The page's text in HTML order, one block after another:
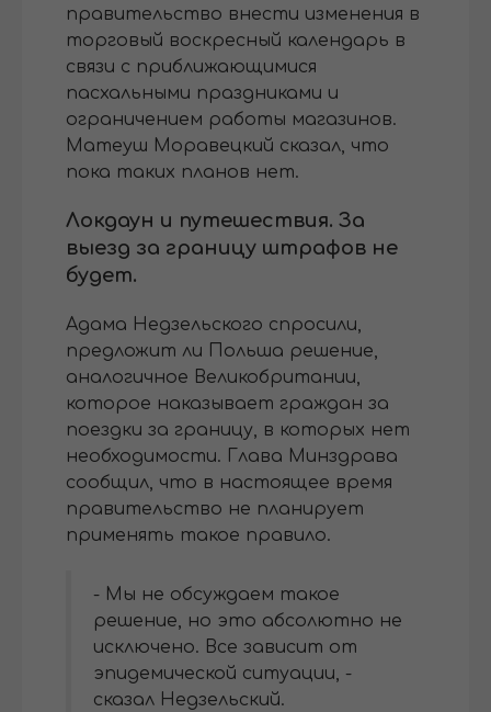
правительство внести изменения в
торговый воскресный календарь в
связи с приближающимися
пасхальными праздниками и
ограничением работы магазинов.
Матеуш Моравецкий сказал, что
пока таких планов нет.
Локдаун и путешествия. За
выезд за границу штрафов не
будет.
Адама Недзельского спросили,
предложит ли Польша решение,
аналогичное Великобритании,
которое наказывает граждан за
поездки за границу, в которых нет
необходимости. Глава Минздрава
сообщил, что в настоящее время
правительство не планирует
применять такое правило.
- Мы не обсуждаем такое
решение, но это абсолютно не
исключено. Все зависит от
эпидемической ситуации, -
сказал Недзельский.